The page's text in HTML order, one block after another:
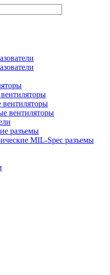
вентиляторы
разъемы
MIL-Spec разъемы